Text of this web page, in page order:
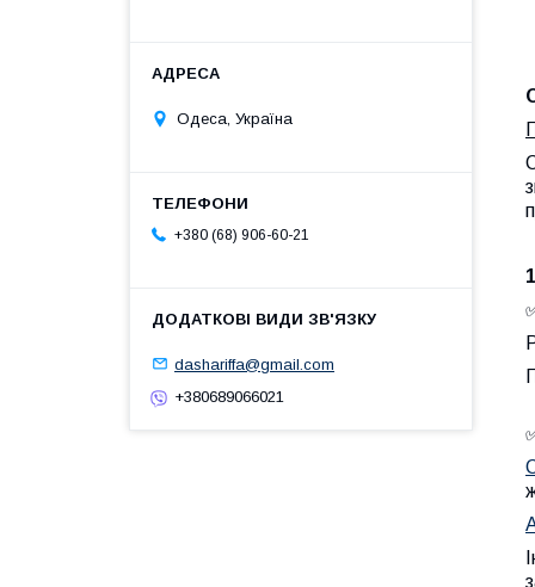
Одеса, Україна
+380 (68) 906-60-21
dashariffa@gmail.com
+380689066021